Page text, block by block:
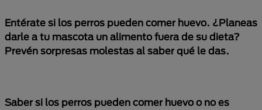
Entérate si los perros pueden comer huevo. ¿Planeas
darle a tu mascota un alimento fuera de su dieta?
Prevén sorpresas molestas al saber qué le das.
Saber si los perros pueden comer huevo o no es